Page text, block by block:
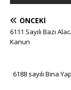
ÖNCEKI
6111 Sayılı Bazı
Kanun
6188 sayılı Bina